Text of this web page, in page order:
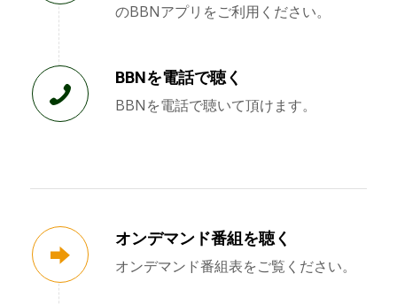
のBBNアプリをご利用ください。
BBNを電話で聴く
BBNを電話で聴いて頂けます。
オンデマンド番組を聴く
オンデマンド番組表をご覧ください。